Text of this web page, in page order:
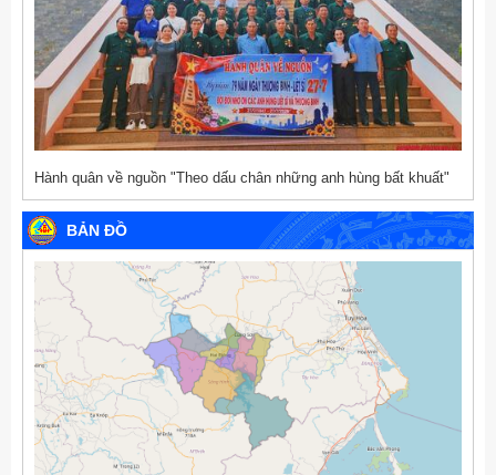
Hành quân về nguồn "Theo dấu chân những anh hùng bất khuất"
BẢN ĐỒ